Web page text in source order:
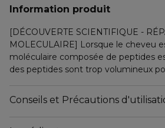
Information produit
[DÉCOUVERTE SCIENTIFIQUE -
MOLECULAIRE] Lorsque le cheveu est abîmé, sa structure
moléculaire composée de peptides
des peptides sont trop volumineux
irréversibles. Découverte scientifique,
Molecular. Répare 2 ans de
Conseils et Précautions